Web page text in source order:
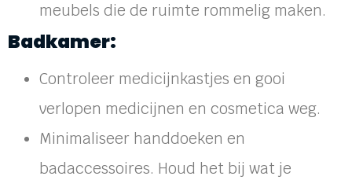
meubels die de ruimte rommelig maken.
Badkamer:
Controleer medicijnkastjes en gooi
verlopen medicijnen en cosmetica weg.
Minimaliseer handdoeken en
badaccessoires. Houd het bij wat je